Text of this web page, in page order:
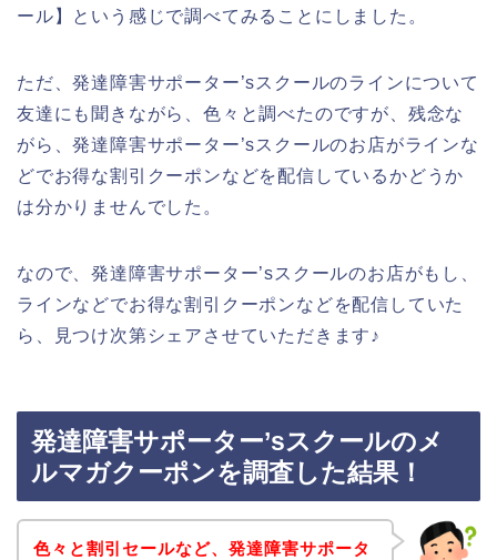
ール】という感じで調べてみることにしました。
ただ、発達障害サポーター’sスクールのラインについて
友達にも聞きながら、色々と調べたのですが、残念な
がら、発達障害サポーター’sスクールのお店がラインな
どでお得な割引クーポンなどを配信しているかどうか
は分かりませんでした。
なので、発達障害サポーター’sスクールのお店がもし、
ラインなどでお得な割引クーポンなどを配信していた
ら、見つけ次第シェアさせていただきます♪
発達障害サポーター’sスクールのメ
ルマガクーポンを調査した結果！
色々と割引セールなど、発達障害サポータ